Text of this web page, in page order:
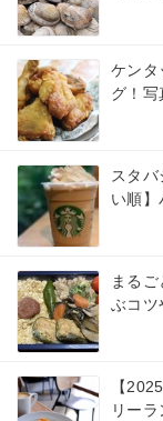
ケンタ
グ！写
スタ
い順】
まる
ぶコツ
【
リー